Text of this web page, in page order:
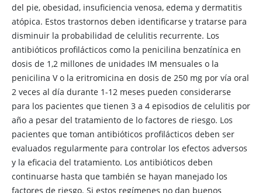
del pie, obesidad, insuficiencia venosa, edema y dermatitis
atópica. Estos trastornos deben identificarse y tratarse para
disminuir la probabilidad de celulitis recurrente. Los
antibióticos profilácticos como la penicilina benzatínica en
dosis de 1,2 millones de unidades IM mensuales o la
penicilina V o la eritromicina en dosis de 250 mg por vía oral
2 veces al día durante 1-12 meses pueden considerarse
para los pacientes que tienen 3 a 4 episodios de celulitis por
año a pesar del tratamiento de lo factores de riesgo. Los
pacientes que toman antibióticos profilácticos deben ser
evaluados regularmente para controlar los efectos adversos
y la eficacia del tratamiento. Los antibióticos deben
continuarse hasta que también se hayan manejado los
factores de riesgo. Si estos regímenes no dan buenos